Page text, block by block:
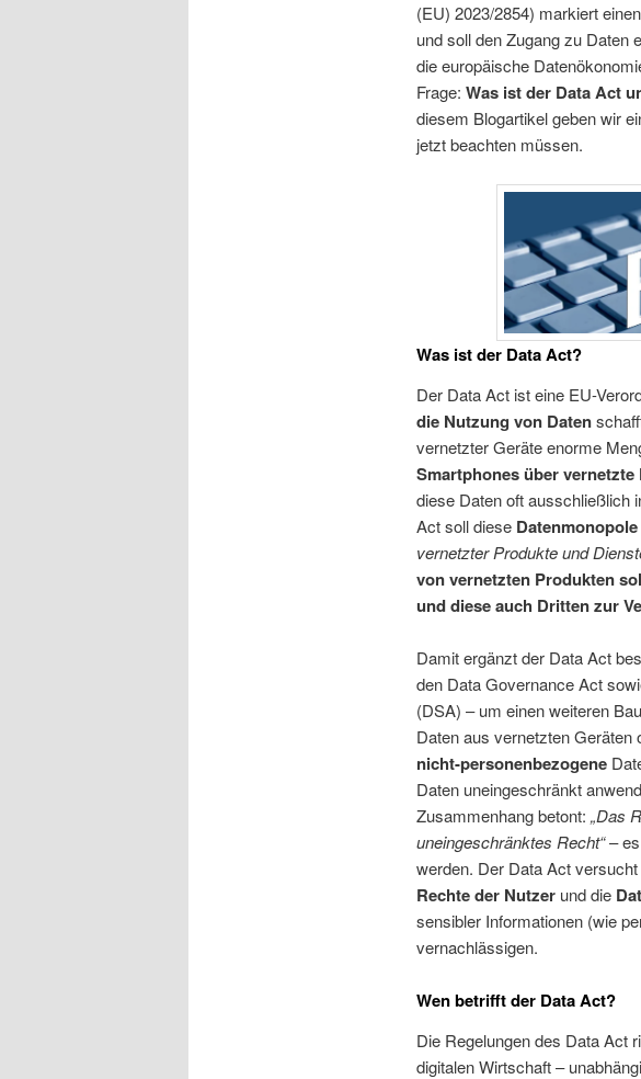
(EU) 2023/2854) markiert
und soll den Zugang zu Daten
die europäische
Frage: Was ist der Data Act
diesem Blogartikel geben wir
jetzt beachten müssen.
Was ist der Data Act?
Der Data Act ist eine EU-
die Nutzung von Daten
vernetzter Geräte enorme
Smartphones über
diese Daten oft ausschließlich
Act soll diese Datenmonopole
vernetzter Produkte und
von vernetzten Produkten
und diese auch Dritten zur
Damit ergänzt der Data Act
den Data Governance Act
(DSA) – um einen weiteren
Daten aus vernetzten Geräten
nicht-personenbezogene
Daten uneingeschränkt
Zusammenhang betont: „Das
uneingeschränktes Recht“– es
werden. Der Data Act
Rechte der Nutzerund die
sensibler Informationen (wie
vernachlässigen.
Wen betrifft der Data Act?
Die Regelungen des Data Act
digitalen Wirtschaft –